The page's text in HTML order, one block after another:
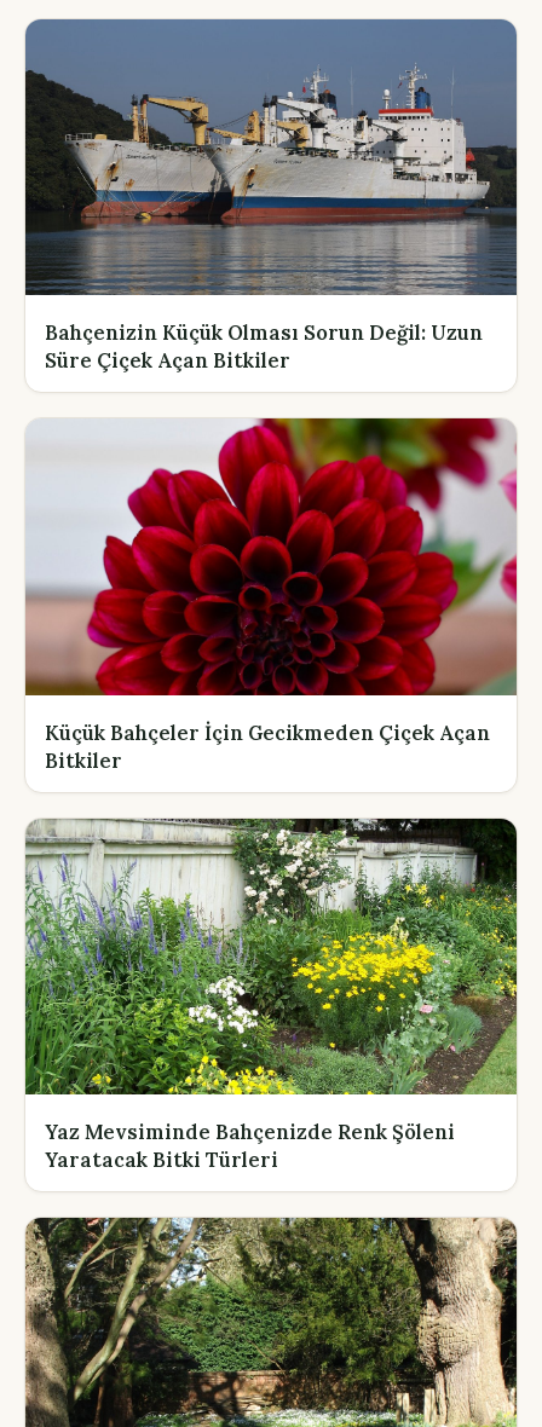
Bahçenizin Küçük Olması Sorun Değil: Uzun
Süre Çiçek Açan Bitkiler
Küçük Bahçeler İçin Gecikmeden Çiçek Açan
Bitkiler
Yaz Mevsiminde Bahçenizde Renk Şöleni
Yaratacak Bitki Türleri